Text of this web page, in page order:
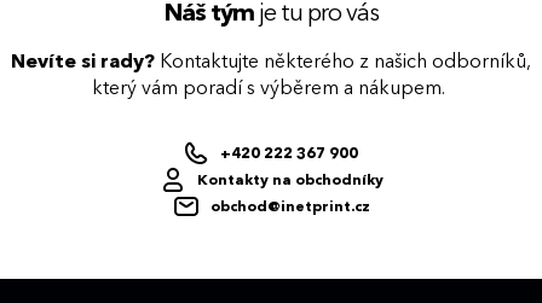
Náš týmje tu pro vás
Nevíte si rady? Kontaktujte některého z našich odborníků,
který vám poradí s výběrem a nákupem.
+420 222 367 900
Kontakty na obchodníky
obchod@inetprint.cz